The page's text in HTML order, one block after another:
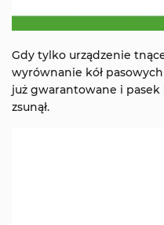
Gdy tylko urządzenie
wyrównanie kół
już gwarantowane i
zsunął.